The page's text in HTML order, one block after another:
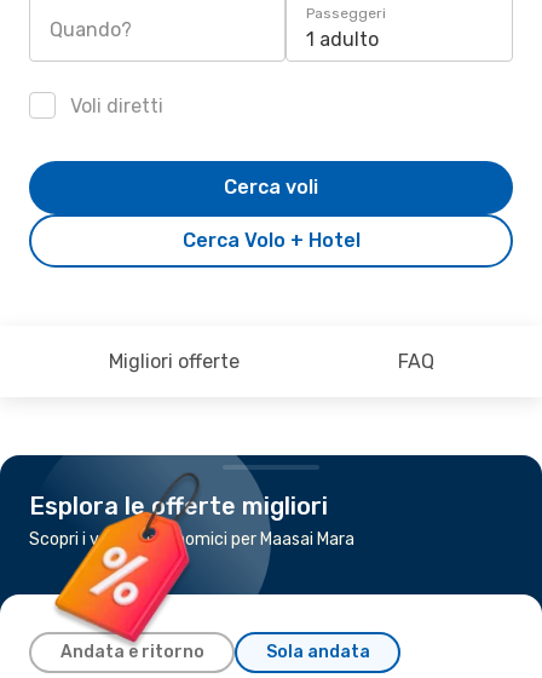
Quando?
Passeggeri
1 adulto
Voli diretti
Cerca Volo + Hotel
Cerca voli
Migliori offerte FAQ
Esplora le offerte migliori
Scopri i voli più economici per Maasai Mara
Andata e ritorno Sola andata